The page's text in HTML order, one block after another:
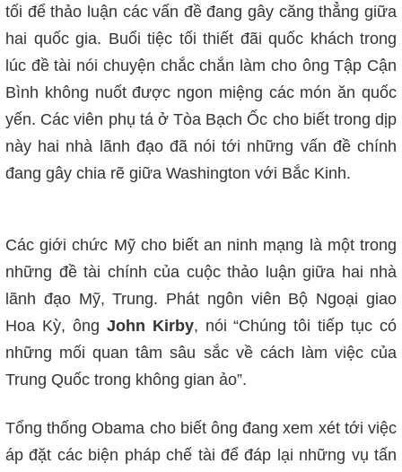
tối để thảo luận các vấn đề đang gây căng thẳng giữa
hai quốc gia. Buổi tiệc tối thiết đãi quốc khách trong
lúc đề tài nói chuyện chắc chắn làm cho ông Tập Cận
Bình không nuốt được ngon miệng các món ăn quốc
yến. Các viên phụ tá ở Tòa Bạch Ốc cho biết trong dịp
này hai nhà lãnh đạo đã nói tới những vấn đề chính
đang gây chia rẽ giữa Washington với Bắc Kinh.
Các giới chức Mỹ cho biết an ninh mạng là một trong
những đề tài chính của cuộc thảo luận giữa hai nhà
lãnh đạo Mỹ, Trung. Phát ngôn viên Bộ Ngoại giao
Hoa Kỳ, ông John Kirby, nói “Chúng tôi tiếp tục có
những mối quan tâm sâu sắc về cách làm việc của
Trung Quốc trong không gian ảo”.
Tổng thống Obama cho biết ông đang xem xét tới việc
áp đặt các biện pháp chế tài để đáp lại những vụ tấn